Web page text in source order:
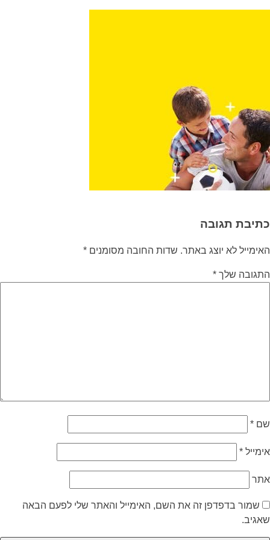
כתיבת תגובה
האימייל לא יוצג באתר. שדות החובה מסומנים *
התגובה שלך *
שם *
אימייל *
אתר
שמור בדפדפן זה את השם, האימייל והאתר שלי לפעם הבאה
שאגיב.